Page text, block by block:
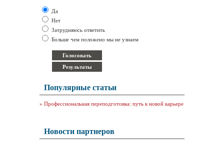
Да
Нет
Затрудняюсь ответить
Больше чем положено мы не узнаем
Популярные статьи
» Профессиональная переподготовка: путь к новой карьере
Новости партнеров